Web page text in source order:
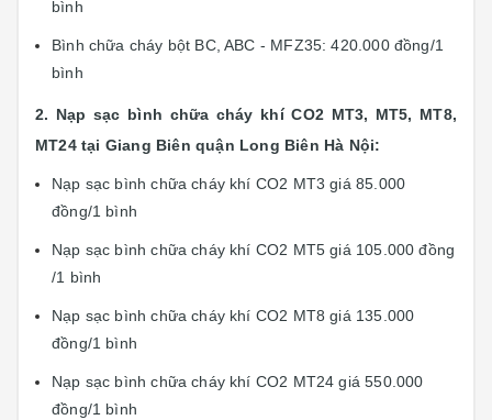
bình
Bình chữa cháy bột BC, ABC - MFZ35: 420.000 đồng/1
bình
2. Nạp sạc bình chữa cháy khí CO2 MT3, MT5, MT8,
MT24 tại Giang Biên quận Long Biên Hà Nội:
Nạp sạc bình chữa cháy khí CO2 MT3 giá 85.000
đồng/1 bình
Nạp sạc bình chữa cháy khí CO2 MT5 giá 105.000 đồng
/1 bình
Nạp sạc bình chữa cháy khí CO2 MT8 giá 135.000
đồng/1 bình
Nạp sạc bình chữa cháy khí CO2 MT24 giá 550.000
đồng/1 bình